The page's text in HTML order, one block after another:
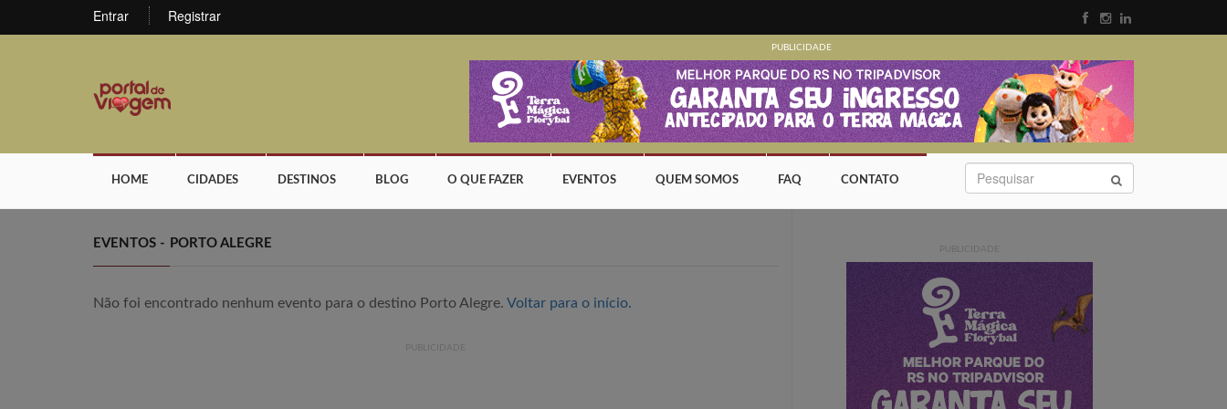
Entrar Registrar
PUBLICIDADE
HOME CIDADES DESTINOS BLOG O QUE FAZER EVENTOS QUEM SOMOS FAQ CONTATO
EVENTOS - PORTO ALEGRE
Não foi encontrado nenhum evento para o destino Porto Alegre. Voltar para o início.
PUBLICIDADE
PUBLICIDADE